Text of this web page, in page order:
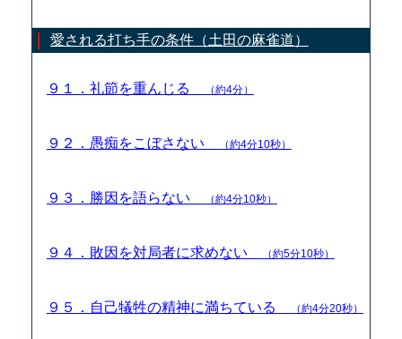
愛される打ち手の条件（土田の麻雀道）
９１．礼節を重んじる （約4分）
９２．愚痴をこぼさない （約4分10秒）
９３．勝因を語らない （約4分10秒）
９４．敗因を対局者に求めない （約5分10秒）
９５．自己犠牲の精神に満ちている （約4分20秒）